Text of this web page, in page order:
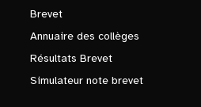
Brevet
Annuaire des collèges
Résultats Brevet
Simulateur note brevet